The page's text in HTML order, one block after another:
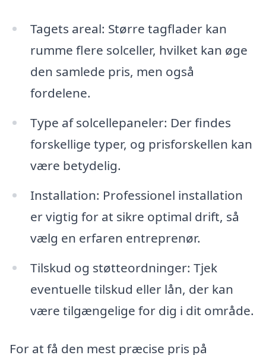
Tagets areal: Større tagflader kan
rumme flere solceller, hvilket kan øge
den samlede pris, men også
fordelene.
Type af solcellepaneler: Der findes
forskellige typer, og prisforskellen kan
være betydelig.
Installation: Professionel installation
er vigtig for at sikre optimal drift, så
vælg en erfaren entreprenør.
Tilskud og støtteordninger: Tjek
eventuelle tilskud eller lån, der kan
være tilgængelige for dig i dit område.
For at få den mest præcise pris på